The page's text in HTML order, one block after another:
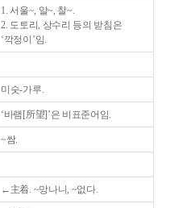
1. 서울~, 알~, 찰~.
2. 도토리, 상수리 등의 받침은
‘깍정이’임.
미숫-가루.
‘바램[所望]’은 비표준어임.
~쌈.
←主着. ~망나니, ~없다.